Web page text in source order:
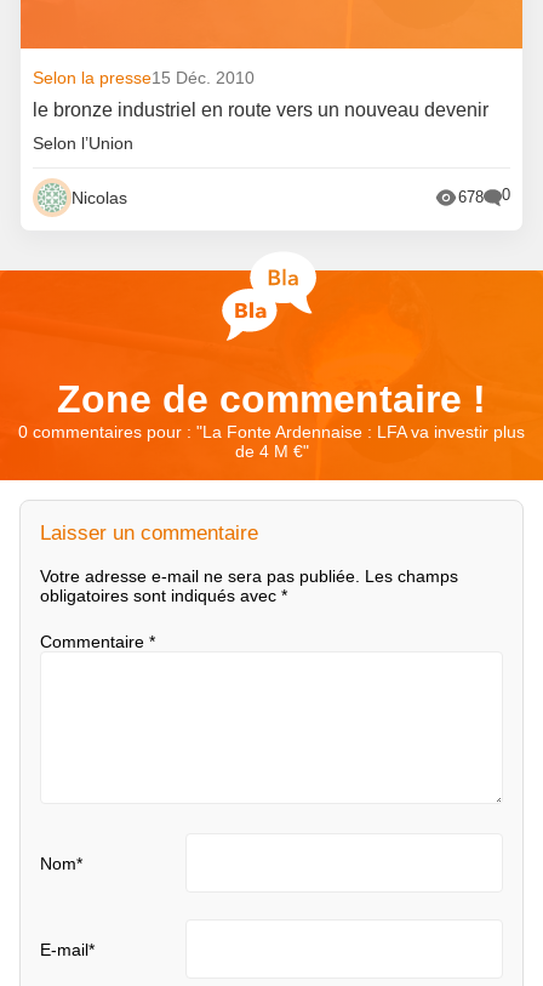
Selon la presse15 Déc. 2010
le bronze industriel en route vers un nouveau devenir
Selon l’Union
Nicolas 678 0
Zone de commentaire !
0 commentaires pour : "La Fonte Ardennaise : LFA va investir plus
de 4 M €"
Laisser un commentaire
Votre adresse e-mail ne sera pas publiée. Les champs
obligatoires sont indiqués avec *
Commentaire *
Nom*
E-mail*